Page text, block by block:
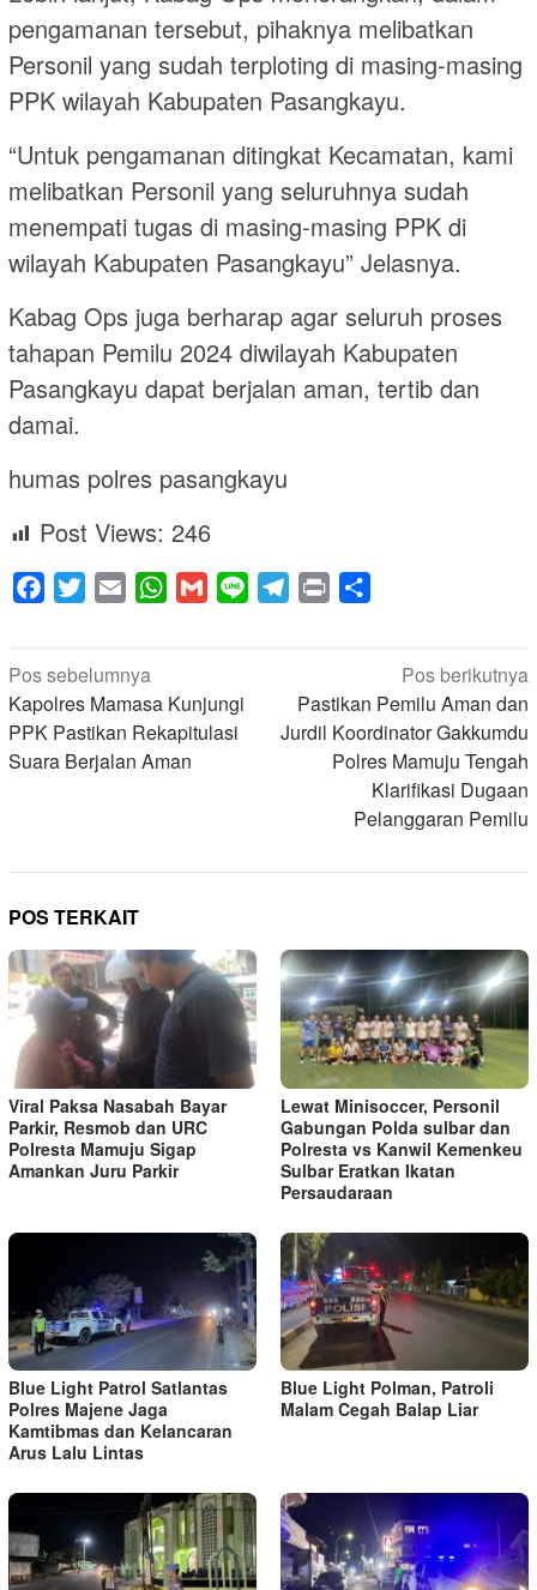
pengamanan tersebut, pihaknya melibatkan
Personil yang sudah terploting di masing-masing
PPK wilayah Kabupaten Pasangkayu.
“Untuk pengamanan ditingkat Kecamatan, kami
melibatkan Personil yang seluruhnya sudah
menempati tugas di masing-masing PPK di
wilayah Kabupaten Pasangkayu” Jelasnya.
Kabag Ops juga berharap agar seluruh proses
tahapan Pemilu 2024 diwilayah Kabupaten
Pasangkayu dapat berjalan aman, tertib dan
damai.
humas polres pasangkayu
Post Views: 246
Facebook
Twitter Email WhatsApp
Gmail Line Telegram
Print
Navigasi
pos
Pos sebelumnya
Kapolres Mamasa Kunjungi
PPK Pastikan Rekapitulasi
Suara Berjalan Aman
Pos berikutnya
Pastikan Pemilu Aman dan
Jurdil Koordinator Gakkumdu
Polres Mamuju Tengah
Klarifikasi Dugaan
Pelanggaran Pemilu
POS TERKAIT
Viral Paksa Nasabah Bayar
Parkir, Resmob dan URC
Polresta Mamuju Sigap
Amankan Juru Parkir
Lewat Minisoccer, Personil
Gabungan Polda sulbar dan
Polresta vs Kanwil Kemenkeu
Sulbar Eratkan Ikatan
Persaudaraan
Blue Light Patrol Satlantas
Polres Majene Jaga
Kamtibmas dan Kelancaran
Arus Lalu Lintas
Blue Light Polman, Patroli
Malam Cegah Balap Liar